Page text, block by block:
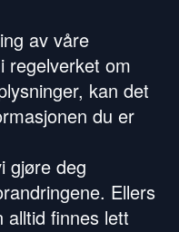
av våre
regelverket om
kan det
du er
gjøre deg
Ellers
alltid finnes lett